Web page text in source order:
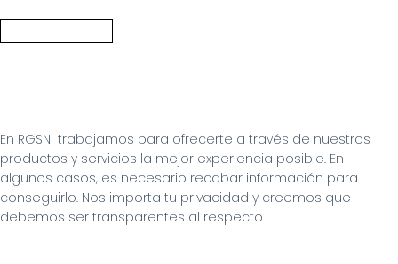
En RGSN  trabajamos para ofrecerte a través de nuestros
productos y servicios la mejor experiencia posible. En
algunos casos, es necesario recabar información para
conseguirlo. Nos importa tu privacidad y creemos que
debemos ser transparentes al respecto.